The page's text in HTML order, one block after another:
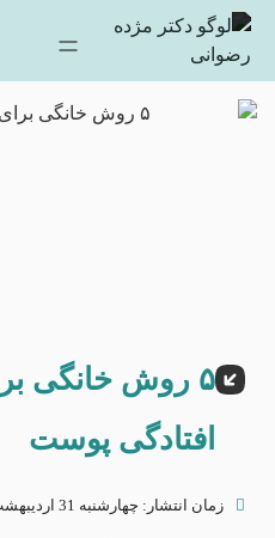
۵ روش خانگی
افتادگی پوست
زمان انتشار: چهارشنبه 31 اردیبهشت 1404